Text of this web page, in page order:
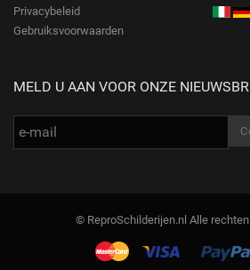
Privacybeleid
Gebruiksvoorwaarden
MELD U AAN VOOR ONZE
© ReproSchilderijen.nl Alle